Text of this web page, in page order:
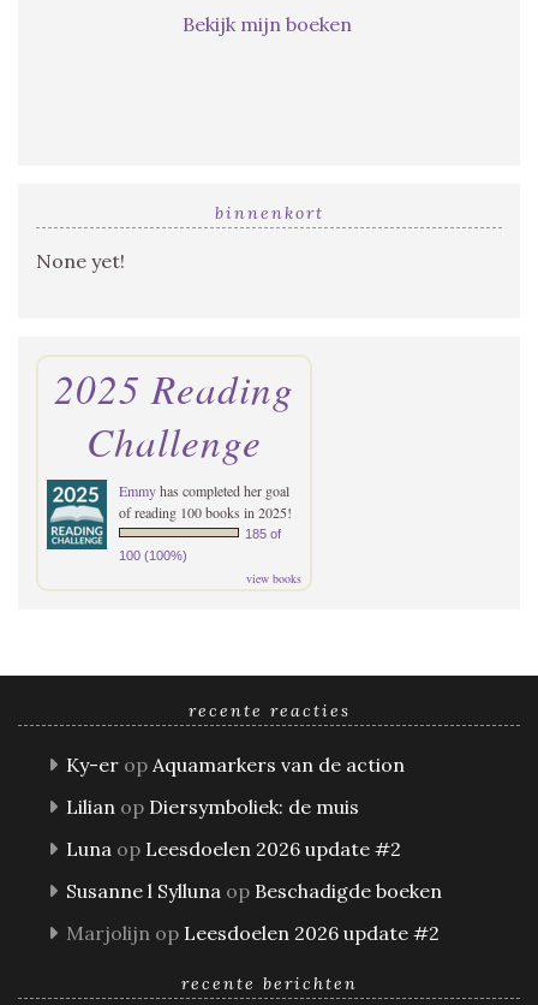
Bekijk mijn boeken
binnenkort
None yet!
2025 Reading
Challenge
Emmyhas completed her goal
of reading 100 books in 2025!
185 of
100 (100%)
view books
recente reacties
Ky-er op Aquamarkers van de action
Lilian op Diersymboliek: de muis
Luna op Leesdoelen 2026 update #2
Susanne l Sylluna op Beschadigde boeken
Marjolijn op Leesdoelen 2026 update #2
recente berichten